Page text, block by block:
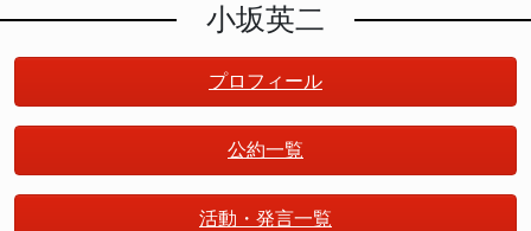
小坂英二
プロフィール
公約一覧
活動・発言一覧